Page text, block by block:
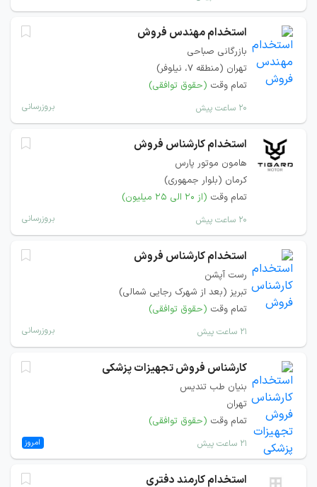
استخدام مهندس فروش
بازرگانی صباحی
تهران (منطقه ۷، نیلوفر)
تمام وقت (حقوق توافقی)
۲۰ ساعت پیش بروزرسانی
استخدام کارشناس فروش
هامون موتور پارس
کرمان (بلوار جمهوری)
تمام وقت (از ۲۰ الی ۲۵ میلیون)
۲۰ ساعت پیش بروزرسانی
استخدام کارشناس فروش
رست آپشن
تبریز (بعد از شهرک رجایی شمالی)
تمام وقت (حقوق توافقی)
۲۱ ساعت پیش بروزرسانی
کارشناس فروش تجهیزات پزشکی
بنیان طب تندیس
تهران
تمام وقت (حقوق توافقی)
۲۱ ساعت پیش امروز
استخدام کارمند دفتری